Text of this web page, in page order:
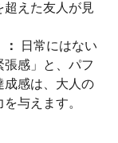
超えた友人が見
日常にはない
張感」と、パフ
成感は、大人の
与えます。